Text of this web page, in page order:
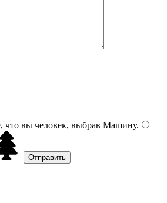
что вы человек, выбрав Машину.